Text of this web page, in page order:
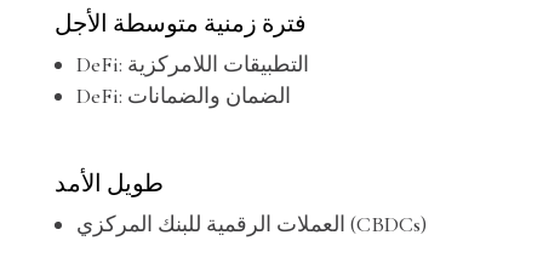
فترة زمنية متوسطة الأجل
DeFi: التطبيقات اللامركزية
DeFi: الضمان والضمانات
طويل الأمد
العملات الرقمية للبنك المركزي (CBDCs)